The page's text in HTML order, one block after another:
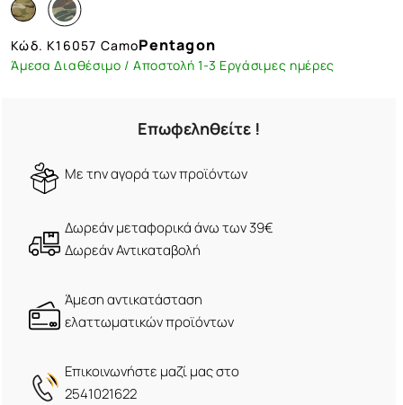
Κώδ. K16057 CamoPentagon
Άμεσα Διαθέσιμο / Αποστολή 1-3 Εργάσιμες ημέρες
Επωφεληθείτε !
Mε την αγορά των προϊόντων
Δωρεάν μεταφορικά άνω των 39€
Δωρεάν Αντικαταβολή
Άμεση αντικατάσταση
ελαττωματικών προϊόντων
Eπικοινωνήστε μαζί μας στο
2541021622